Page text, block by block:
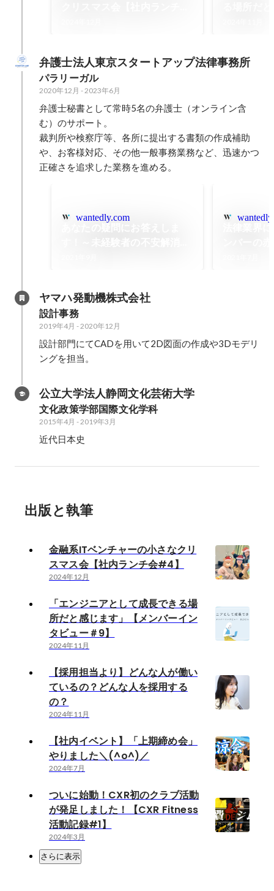
弁護士法人東京スタートアップ法律事務所
パラリーガル
2020年12月 - 2023年6月
弁護士秘書として常時5名の弁護士（オンライン含
む）のサポート。
裁判所や検察庁等、各所に提出する書類の作成補助
や、お客様対応、その他一般事務業務など、迅速かつ
正確さを追求した業務を進める。
wantedly.com
ヤマハ発動機株式会社
設計事務
2019年4月 - 2020年12月
設計部門にてCADを用いて2D図面の作成や3Dモデリ
ングを担当。
公立大学法人静岡文化芸術大学
文化政策学部国際文化学科
2015年4月 - 2019年3月
近代日本史
出版と執筆
金融系ITベンチャーの小さなクリ
スマス会【社内ランチ会#4】
2024年12月
「エンジニアとして成長できる場
所だと感じます」【メンバーイン
タビュー＃9】
2024年11月
【採用担当より】どんな人が働い
ているの？どんな人を採用する
の？
2024年11月
【社内イベント】「上期締め会」
やりました＼(^o^)／
2024年7月
ついに始動！CXR初のクラブ活動
が発足しました！【CXR Fitness
活動記録#1】
2024年3月
さらに表示